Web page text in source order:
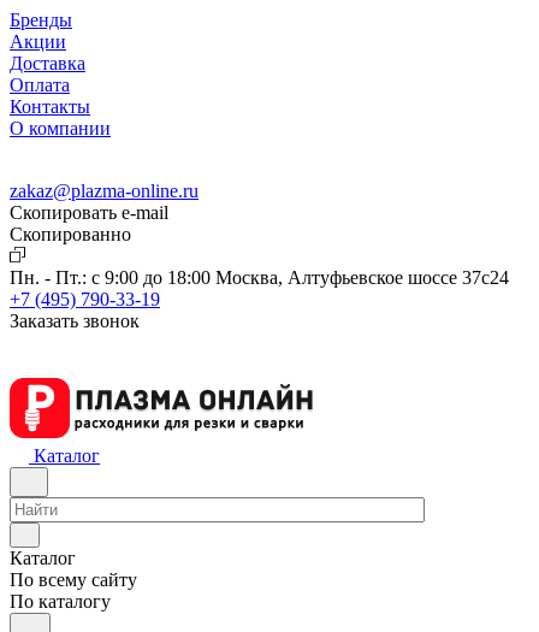
Бренды
Акции
Доставка
Оплата
Контакты
О компании
zakaz@plazma-online.ru
Скопировать e-mail
Cкопированно
Пн. - Пт.: с 9:00 до 18:00 Москва, Алтуфьевское шоссе 37с24
+7 (495) 790-33-19
Заказать звонок
Каталог
Каталог
По всему сайту
По каталогу